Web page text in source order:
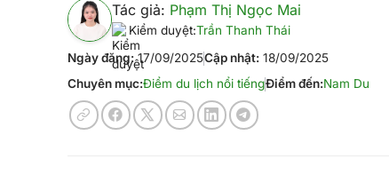
Tác giả: Phạm Thị Ngọc Mai
Kiểm duyệt:Trần Thanh Thái
Ngày đăng:17/09/2025Cập nhật: 18/09/2025
Chuyên mục:Điểm du lịch nổi tiếngĐiểm đến:Nam Du